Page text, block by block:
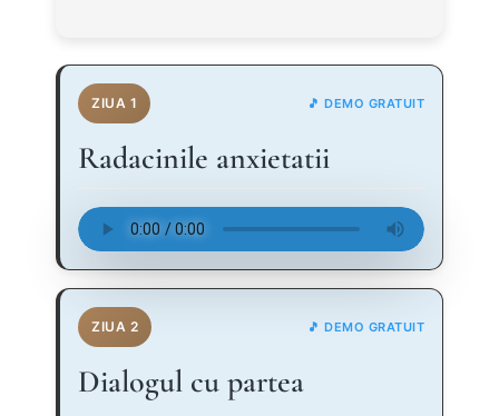
ZIUA 1 🎵 DEMO GRATUIT
Radacinile anxietatii
ZIUA 2 🎵 DEMO GRATUIT
Dialogul cu partea